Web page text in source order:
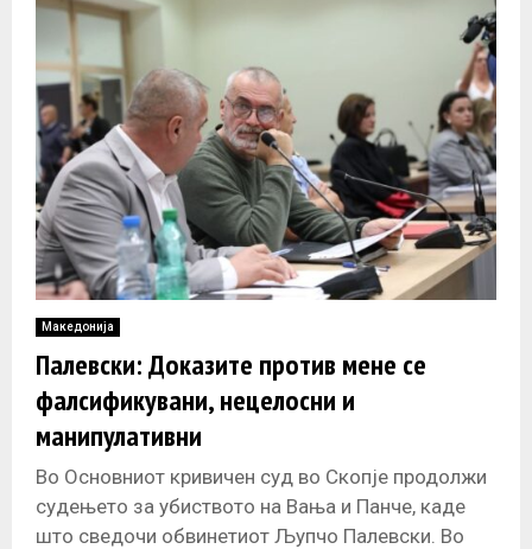
Македонија
Палевски: Доказите против мене се
фалсификувани, нецелосни и
манипулативни
Во Основниот кривичен суд во Скопје продолжи
судењето за убиството на Вања и Панче, каде
што сведочи обвинетиот Љупчо Палевски. Во